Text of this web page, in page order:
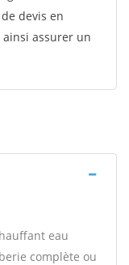
devis en
assurer un
eau
complète ou